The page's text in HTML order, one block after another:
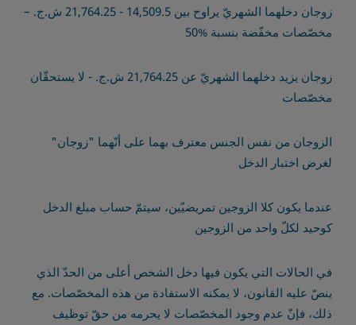
زوجان دخلهما الشهريّ يراوح بين 14,509.5 - 21,764.25 ش.ج. –
مخصّصات مخفّضة بنسبة %50
زوجان يزيد دخلهما الشهريّ عن 21,764.25 ش.ج. - لا يستحقّان
مخصّصات
الزوجان من نفس الجنس معترف بهما على أنّهما "زوجان"
لغرض اختبار الدخل
عندما يكون كلا الزوجين تمريضيّين، سيتمّ حساب مبلغ الدخل
كوحيد لكلّ واحد من الزوجين
في الحالات التي يكون فيها دخل الشخص أعلى من الحدّ الذي
ينصّ عليه القانون، لا يمكنه الاستفادة من هذه المخصّصات. مع
ذلك، فإنّ عدم وجود المخصّصات لا يحرمه من حقّ توظيف